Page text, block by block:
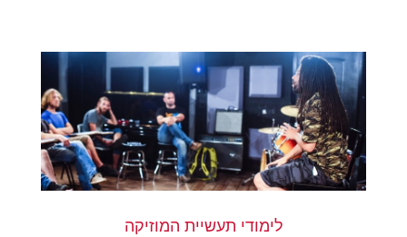
לימודי תעשיית המוזיקה